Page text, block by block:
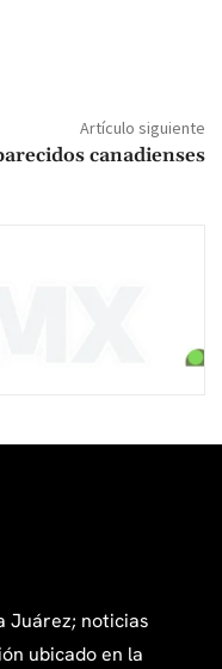
Artículo siguiente
canadienses
Juárez; noticias
ubicado en la